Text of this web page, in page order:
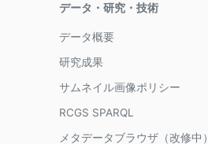
データ・研究・技術
データ概要
研究成果
サムネイル画像ポリシー
RCGS SPARQL
メタデータブラウザ（改修中）